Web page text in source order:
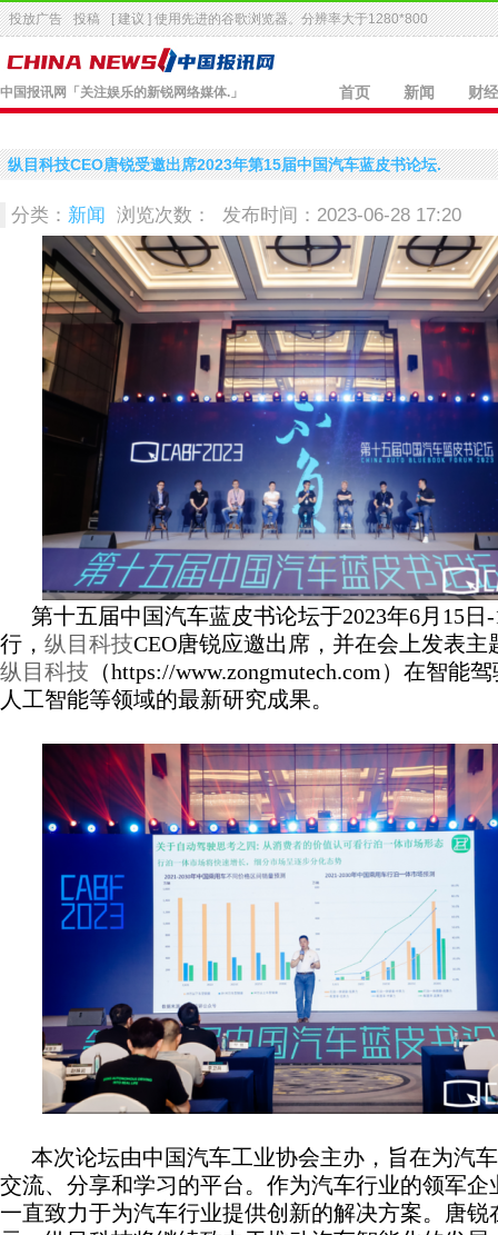
投放广告 投稿 [ 建议 ] 使用先进的谷歌浏览器。分辨率大于1280*800
中国报讯网 「关注娱乐的新锐网络媒体.」 首页 新闻 财经
纵目科技CEO唐锐受邀出席2023年第15届中国汽车蓝皮书论坛.
分类： 新闻 浏览次数： 发布时间：2023-06-28 17:20
第十五届中国汽车蓝皮书论坛于2023年6月15日
行， 纵目科技CEO唐锐应邀出席，并在会上发表主
纵目科技 （https://www.zongmutech.com）在智能
人工智能等领域的最新研究成果。
本次论坛由中国汽车工业协会主办，旨在为汽
交流、分享和学习的平台。作为汽车行业的领军企
一直致力于为汽车行业提供创新的解决方案。唐锐